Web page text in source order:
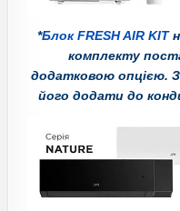
*Блок FRESH AIR KIT
комплекту
додатковою опцією.
його додати до